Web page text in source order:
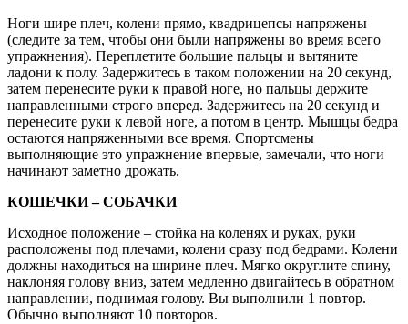
Ноги шире плеч, колени прямо, квадрицепсы напряжены
(следите за тем, чтобы они были напряжены во время всего
упражнения). Переплетите большие пальцы и вытяните
ладони к полу. Задержитесь в таком положении на 20 секунд,
затем перенесите руки к правой ноге, но пальцы держите
направленными строго вперед. Задержитесь на 20 секунд и
перенесите руки к левой ноге, а потом в центр. Мышцы бедра
остаются напряженными все время. Спортсмены
выполняющие это упражнение впервые, замечали, что ноги
начинают заметно дрожать.
КОШЕЧКИ – СОБАЧКИ
Исходное положение – стойка на коленях и руках, руки
расположены под плечами, колени сразу под бедрами. Колени
должны находиться на ширине плеч. Мягко округлите спину,
наклоняя голову вниз, затем медленно двигайтесь в обратном
направлении, поднимая голову. Вы выполнили 1 повтор.
Обычно выполняют 10 повторов.